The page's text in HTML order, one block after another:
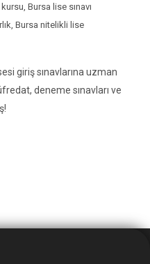
kursu Bursa lise sınavı
Bursa nitelikli lise
giriş sınavlarına uzman
deneme sınavları ve